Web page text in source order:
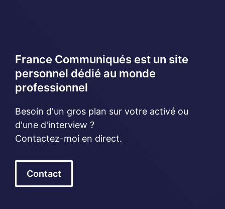
France Communiqués est un site
personnel dédié au monde
professionnel
Besoin d'un gros plan sur votre activé ou
d'une d'interview ?
Contactez-moi en direct.
Contact